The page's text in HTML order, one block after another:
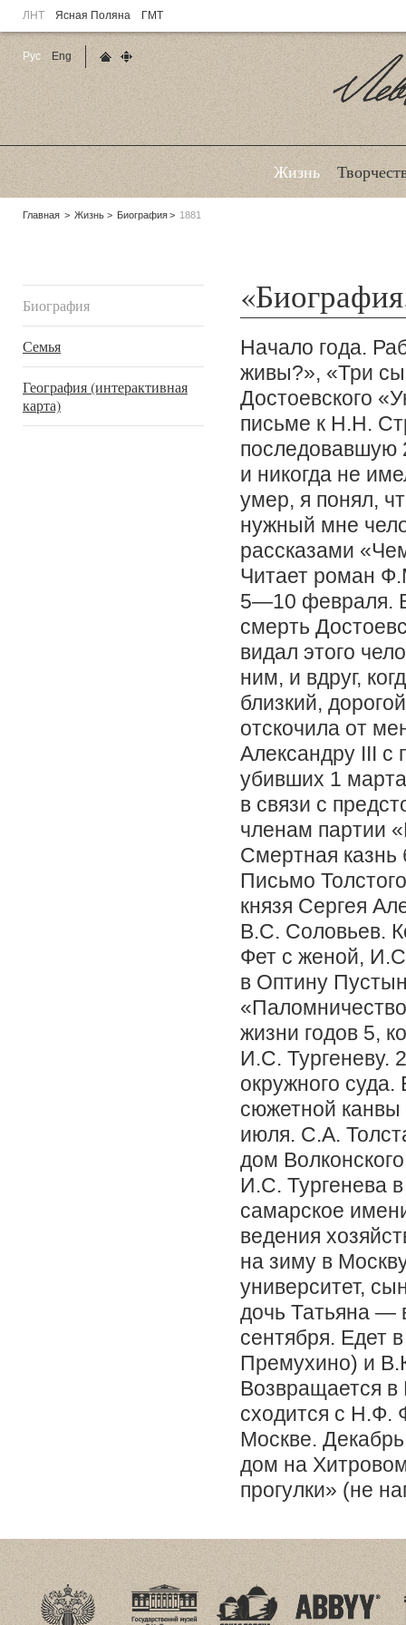
ЛНТ Ясная Поляна ГМТ
Жизнь
Родительские
Главная Жизнь Биография 1881
Биография
Семья
География (интерактивная
карта)
Начало года.
живы?», «Три
Достоевского
письме к Н.Н.
последовавшую
и никогда не
умер, я понял,
нужный мне
рассказами
Читает роман
5—10 февраля.
смерть
видал этого
ним, и вдруг,
близкий,
отскочила от
Александру III с
убивших 1
в связи с
членам партии
Смертная казнь
Письмо
князя Сергея
В.С. Соловьев.
Фет с женой,
в Оптину
жизни годов 5,
И.С. Тургеневу.
окружного
сюжетной
июля. С.А.
дом
И.С. Тургенева
самарское
ведения
на зиму в
университет,
дочь Татьяна —
сентября. Едет
Премухино) и
Возвращается в
сходится с Н.Ф.
Москве.
дом на
прогулки» (не
Рус
Eng